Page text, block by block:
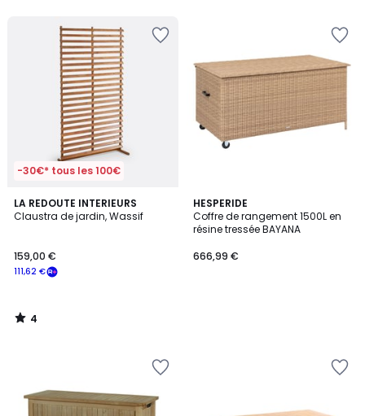
-30€* tous les 100€
LA REDOUTE INTERIEURS
Claustra de jardin, Wassif
111,62 €
159,00 €
4
/
4
/
HESPERIDE
Coffre de rangement 1500L en
résine tressée BAYANA
666,99 €